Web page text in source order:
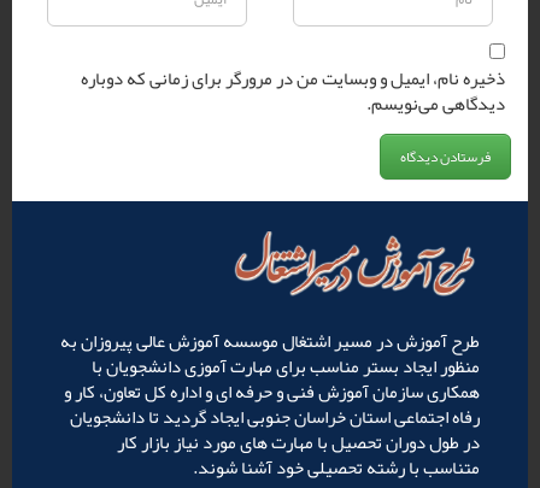
ذخیره نام، ایمیل و وبسایت من در مرورگر برای زمانی که دوباره
دیدگاهی می‌نویسم.
طرح آموزش در مسیر اشتغال موسسه آموزش عالی پیروزان به
منظور ایجاد بستر مناسب برای مهارت آموزی دانشجویان با
همکاری سازمان آموزش فنی و حرفه ای و اداره کل تعاون، کار و
رفاه اجتماعی استان خراسان جنوبی ایجاد گردید تا دانشجویان
در طول دوران تحصیل با مهارت های مورد نیاز بازار کار
متناسب با رشته تحصیلی خود آشنا شوند.